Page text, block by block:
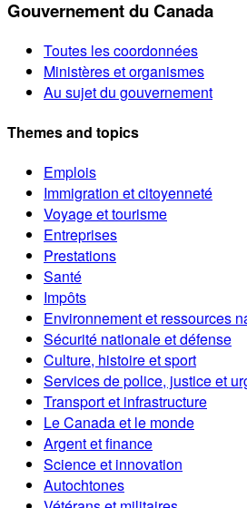
Gouvernement du Canada
Toutes les coordonnées
Ministères et organismes
Au sujet du gouvernement
Themes and topics
Emplois
Immigration et citoyenneté
Voyage et tourisme
Entreprises
Prestations
Santé
Impôts
Environnement et ressources
Sécurité nationale et défense
Culture, histoire et sport
Services de police, justice et
Transport et infrastructure
Le Canada et le monde
Argent et finance
Science et innovation
Autochtones